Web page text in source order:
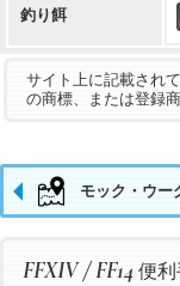
釣り餌
サイト上に記載され
の商標、または登録商
モック・ウー
FFXIV / FF14 便利